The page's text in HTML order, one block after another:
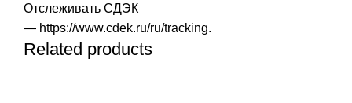
Отслеживать СДЭК
— https://www.cdek.ru/ru/tracking.
Related products